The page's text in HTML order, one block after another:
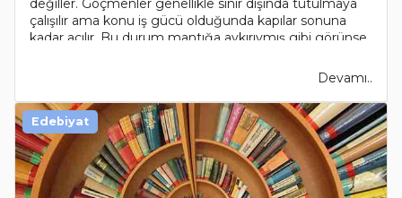
değiller. Göçmenler genellikle sınır dışında tutulmaya
çalışılır ama konu iş gücü olduğunda kapılar sonuna
kadar açılır. Bu durum mantığa aykırıymış gibi görünse
Devamı..
Edebiyat